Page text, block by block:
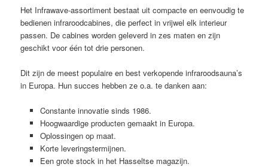
Het Infrawave-assortiment bestaat uit compacte en eenvoudig te
bedienen infraroodcabines, die perfect in vrijwel elk interieur
passen. De cabines worden geleverd in zes maten en zijn
geschikt voor één tot drie personen.
Dit zijn de meest populaire en best verkopende infraroodsauna’s
in Europa. Hun succes hebben ze o.a. te danken aan:
Constante innovatie sinds 1986.
Hoogwaardige producten gemaakt in Europa.
Oplossingen op maat.
Korte leveringstermijnen.
Een grote stock in het Hasseltse magazijn.